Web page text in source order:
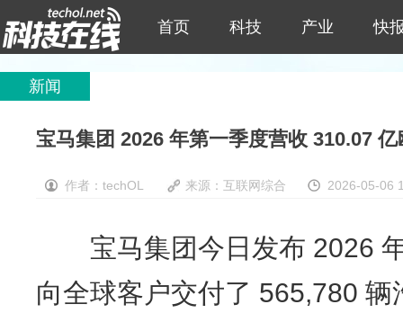
首页 科技 产业 快
新闻
宝马集团 2026 年第一季度营收 310.07 亿
作者：techOL 来源：互联网综合 2026-05-06
宝马集团今日发布 2026 年
向全球客户交付了 565,780